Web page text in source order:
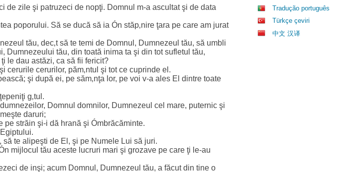
de zile şi patruzeci de nopţi. Domnul m-a ascultat şi de data
poporului. Să se ducă să ia Ón stăp‚nire ţara pe care am jurat
tău, dec‚t să te temi de Domnul, Dumnezeul tău, să umbli
Dumnezeului tău, din toată inima ta şi din tot sufletul tău,
le dau astăzi, ca să fii fericit?
cerurile cerurilor, păm‚ntul şi tot ce cuprinde el.
şi după ei, pe săm‚nţa lor, pe voi v-a ales El dintre toate
g‚tul.
Domnul domnilor, Dumnezeul cel mare, puternic şi
daruri;
străin şi-i dă hrană şi Ómbrăcăminte.
te alipeşti de El, şi pe Numele Lui să juri.
mijlocul tău aceste lucruri mari şi grozave pe care ţi le-au
de inşi; acum Domnul, Dumnezeul tău, a făcut din tine o
Tradução português
Türkçe çeviri
中文 汉译